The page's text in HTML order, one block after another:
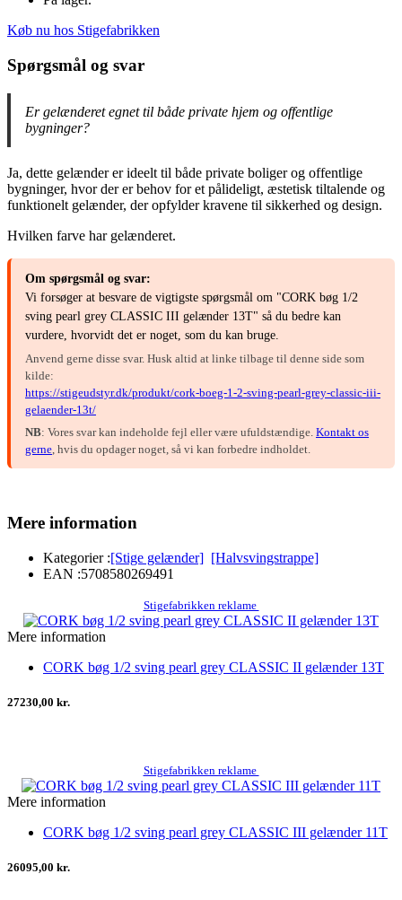
Køb nu hos Stigefabrikken
Spørgsmål og svar
Er gelænderet egnet til både private hjem og offentlige
bygninger?
Ja, dette gelænder er ideelt til både private boliger og offentlige
bygninger, hvor der er behov for et pålideligt, æstetisk tiltalende og
funktionelt gelænder, der opfylder kravene til sikkerhed og design.
Hvilken farve har gelænderet.
Om spørgsmål og svar:
Vi forsøger at besvare de vigtigste spørgsmål om "CORK bøg 1/2
sving pearl grey CLASSIC III gelænder 13T" så du bedre kan
vurdere, hvorvidt det er noget, som du kan bruge.
Anvend gerne disse svar. Husk altid at linke tilbage til denne side som
kilde:
https://stigeudstyr.dk/produkt/cork-boeg-1-2-sving-pearl-grey-classic-iii-
gelaender-13t/
NB: Vores svar kan indeholde fejl eller være ufuldstændige. Kontakt os
gerne, hvis du opdager noget, så vi kan forbedre indholdet.
Mere information
Kategorier :[Stige gelænder] [Halvsvingstrappe]
EAN :5708580269491
Stigefabrikken reklame
Mere information
CORK bøg 1/2 sving pearl grey CLASSIC II gelænder 13T
27230,00 kr.
Stigefabrikken reklame
Mere information
CORK bøg 1/2 sving pearl grey CLASSIC III gelænder 11T
26095,00 kr.